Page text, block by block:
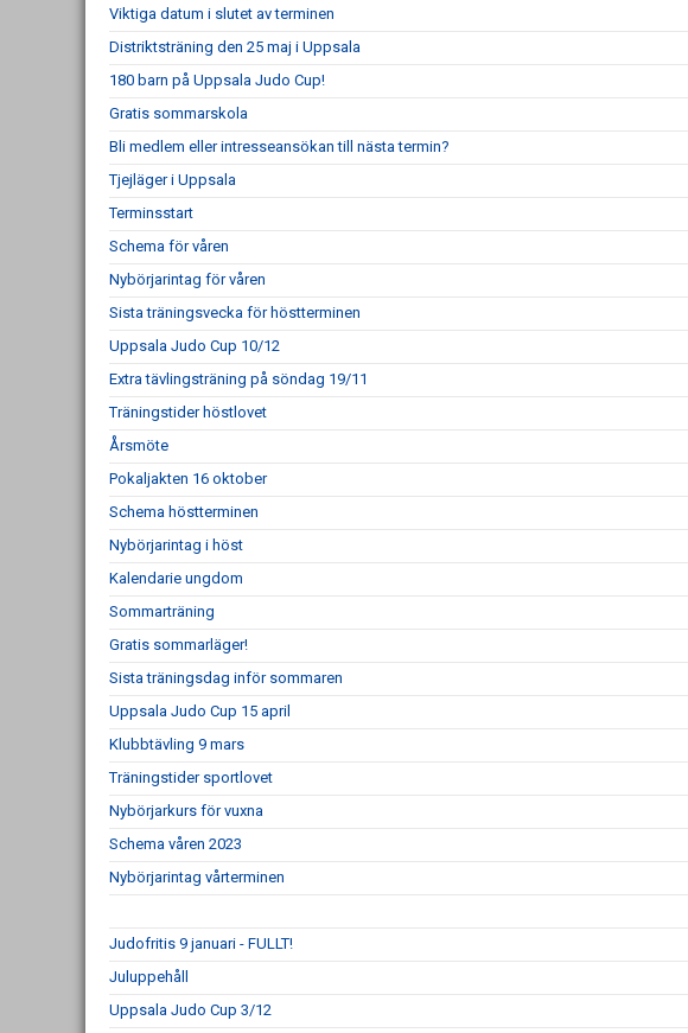
Viktiga datum i slutet av terminen
Distriktsträning den 25 maj i Uppsala
180 barn på Uppsala Judo Cup!
Gratis sommarskola
Bli medlem eller intresseansökan till nästa termin?
Tjejläger i Uppsala
Terminsstart
Schema för våren
Nybörjarintag för våren
Sista träningsvecka för höstterminen
Uppsala Judo Cup 10/12
Extra tävlingsträning på söndag 19/11
Träningstider höstlovet
Årsmöte
Pokaljakten 16 oktober
Schema höstterminen
Nybörjarintag i höst
Kalendarie ungdom
Sommarträning
Gratis sommarläger!
Sista träningsdag inför sommaren
Uppsala Judo Cup 15 april
Klubbtävling 9 mars
Träningstider sportlovet
Nybörjarkurs för vuxna
Schema våren 2023
Nybörjarintag vårterminen
Judofritis 9 januari - FULLT!
Juluppehåll
Uppsala Judo Cup 3/12